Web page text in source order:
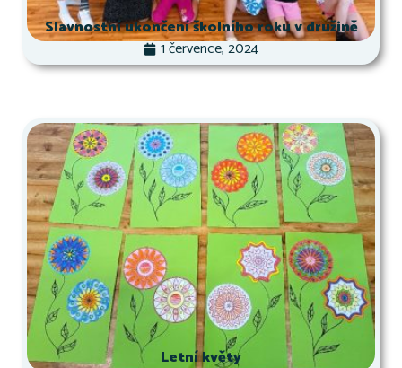
Slavnostní ukončení školního roku v družině
1 července, 2024
Letní květy